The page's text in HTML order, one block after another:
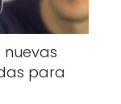
nuevas
para